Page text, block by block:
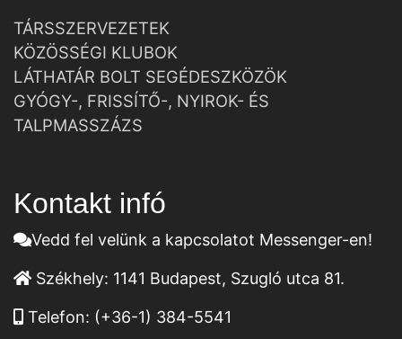
TÁRSSZERVEZETEK
KÖZÖSSÉGI KLUBOK
LÁTHATÁR BOLT SEGÉDESZKÖZÖK
GYÓGY-, FRISSÍTŐ-, NYIROK- ÉS
TALPMASSZÁZS
Kontakt infó
Vedd fel velünk a kapcsolatot Messenger-en!
Székhely: 1141 Budapest, Szugló utca 81.
Telefon: (+36-1) 384-5541